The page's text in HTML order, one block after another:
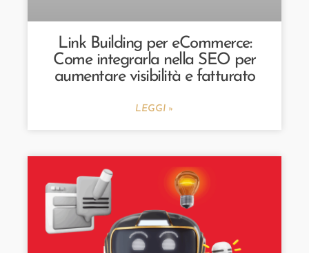
Link Building per eCommerce:
Come integrarla nella SEO per
aumentare visibilità e fatturato
LEGGI »